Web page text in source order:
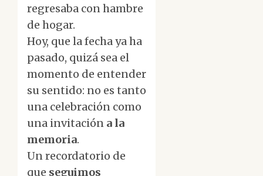
regresaba con hambre
de hogar.
Hoy, que la fecha ya ha
pasado, quizá sea el
momento de entender
su sentido: no es tanto
una celebración como
una invitación a la
memoria.
Un recordatorio de
que seguimos